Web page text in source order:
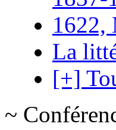
1622,
La
[+]
~